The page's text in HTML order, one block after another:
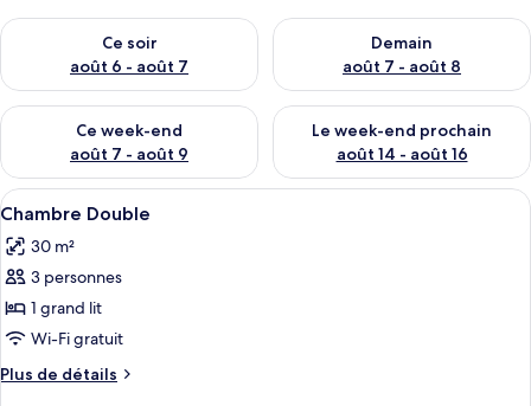
Ce soir
août 6 - août 7
Vérifier la disponibilité pour ce soir août 6 - août 7
Demain
août 7 - août 8
Vérifier la disponibilité pour
Ce week-end
août 7 - août 9
Vérifier la disponibilité pour ce week-end août 7 - août 9
Le week-end prochain
août 14 - août 16
Vérifier la disponibilité pour
Afficher
toutes
les
photos
pour
ce
type
de
Une chambre d’hôtel avec deux lits,
4
Chambre Double
30 m²
3 personnes
1 grand lit
Wi-Fi gratuit
Plus de détails
Plus